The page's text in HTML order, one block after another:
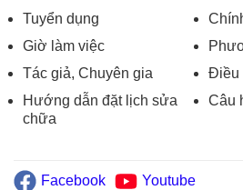
Tuyển dụng
Giờ làm việc
Tác giả, Chuyên gia
Hướng dẫn đặt lịch sửa
chữa
Điều
Câu
Facebook Youtube